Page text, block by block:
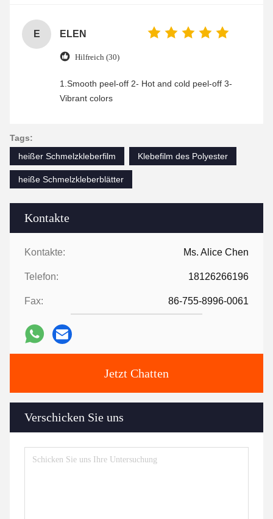
Kontakte
Kontakte: Ms. Alice Chen
Telefon: 18126266196
Fax: 86-755-8996-0061
Jetzt Chatten
Verschicken Sie uns
E ELEN
Hilfreich (30)
1.Smooth peel-off 2- Hot and cold peel-off 3-
Vibrant colors
Tags:
heißer Schmelzkleberfilm
Klebefilm des Polyester
heiße Schmelzkleberblätter